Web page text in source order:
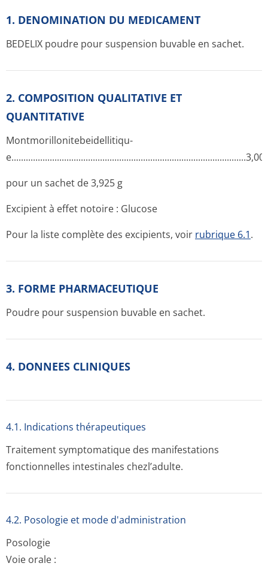
1. DENOMINATION DU MEDICAMENT
BEDELIX poudre pour suspension buvable en sachet.
2. COMPOSITION QUALITATIVE ET
QUANTITATIVE
Montmorilloni­tebeidellitiqu­
pour un sachet de 3,925 g
Excipient à effet notoire : Glucose
Pour la liste complète des excipients, voir rubrique 6.1.
3. FORME PHARMACEUTIQUE
Poudre pour suspension buvable en sachet.
4. DONNEES CLINIQUES
4.1. Indications thérapeutiques
Traitement symptomatique des manifestations
fonctionnelles intestinales chezl’adulte.
4.2. Posologie et mode d'administration
Posologie
Voie orale :